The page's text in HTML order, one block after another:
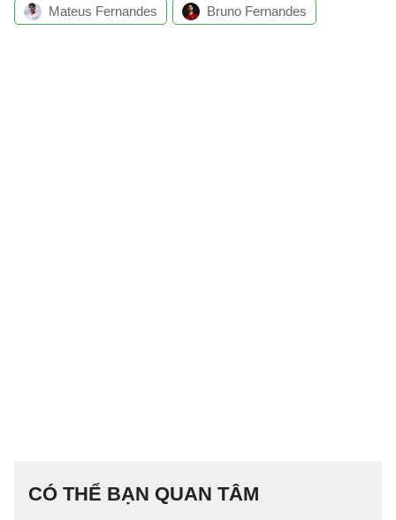
Mateus Fernandes Bruno Fernandes
CÓ THỂ BẠN QUAN TÂM